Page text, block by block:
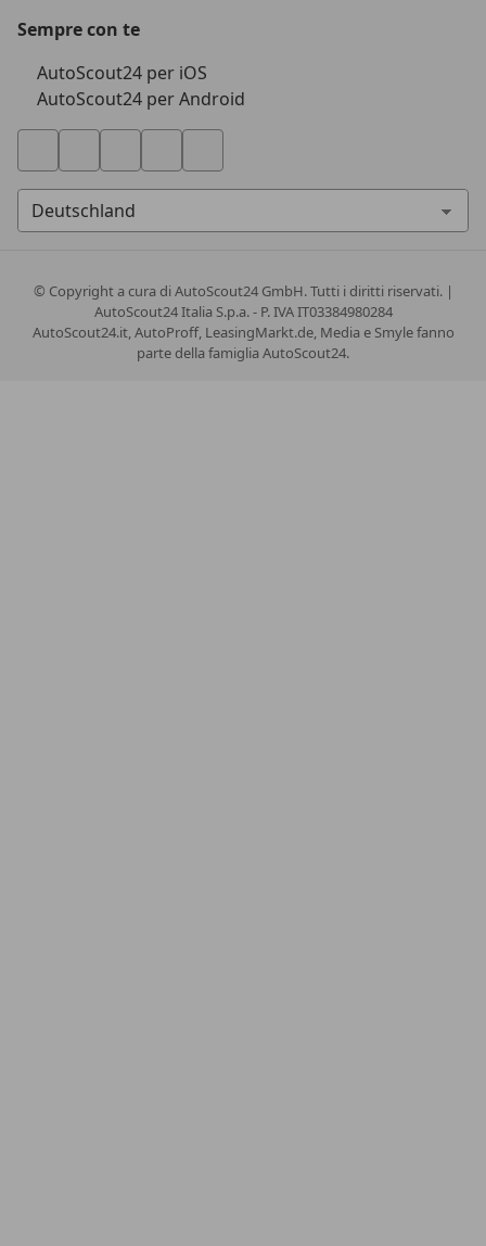
Sempre con te
AutoScout24 per iOS
AutoScout24 per Android
© Copyrighta cura di AutoScout24 GmbH. Tutti i diritti riservati. |
AutoScout24 Italia S.p.a. - P. IVA IT03384980284
AutoScout24.it, AutoProff, LeasingMarkt.de, Media e Smyle fanno
parte della famiglia AutoScout24.